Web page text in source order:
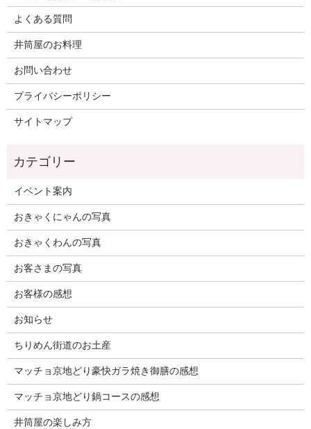
よくある質問
井筒屋のお料理
お問い合わせ
プライバシーポリシー
サイトマップ
イベント案内
おきゃくにゃんの写真
おきゃくわんの写真
お客さまの写真
お客様の感想
お知らせ
ちりめん街道のお土産
マッチョ京地どり豪快ガラ焼き御膳の感想
マッチョ京地どり鍋コースの感想
井筒屋の楽しみ方